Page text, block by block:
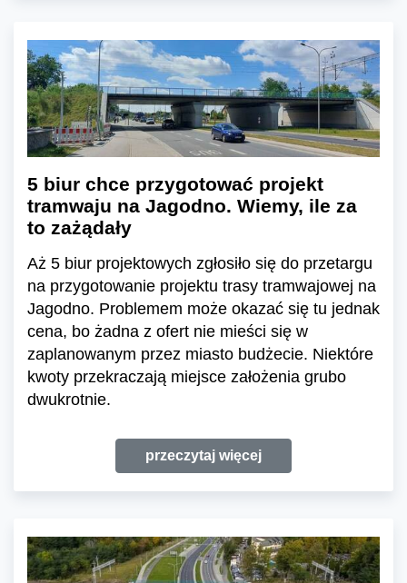
5 biur chce przygotować projekt
tramwaju na Jagodno. Wiemy, ile za
to zażądały
Aż 5 biur projektowych zgłosiło się do przetargu
na przygotowanie projektu trasy tramwajowej na
Jagodno. Problemem może okazać się tu jednak
cena, bo żadna z ofert nie mieści się w
zaplanowanym przez miasto budżecie. Niektóre
kwoty przekraczają miejsce założenia grubo
dwukrotnie.
przeczytaj więcej